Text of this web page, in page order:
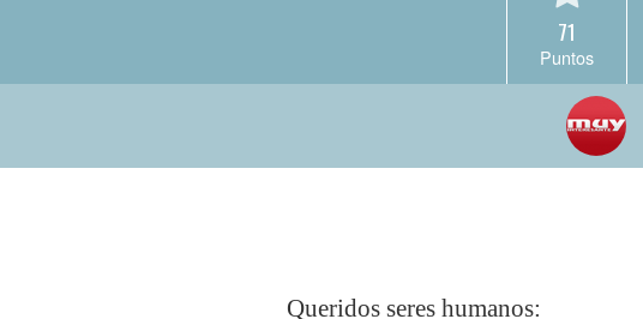
71
Puntos
Queridos seres humanos: